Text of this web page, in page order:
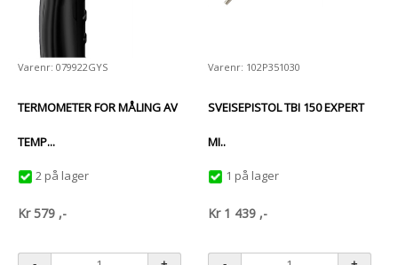
Varenr: 079922GYS
TERMOMETER FOR MÅLING AV
TEMP...
2 på lager
Kr579 ,-
Varenr: 102P351030
SVEISEPISTOL TBI 150 EXPERT
MI..
1 på lager
Kr 1 439 ,-